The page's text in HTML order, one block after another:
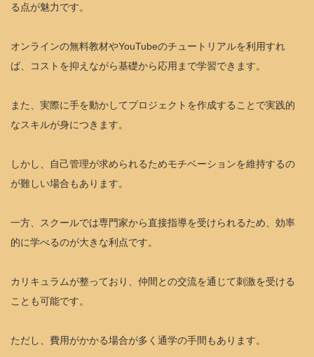
る点が魅力です。
オンラインの無料教材やYouTubeのチュートリアルを利用すれ
ば、コストを抑えながら基礎から応用まで学習できます。
また、実際に手を動かしてプロジェクトを作成することで実践的
なスキルが身につきます。
しかし、自己管理が求められるためモチベーションを維持するの
が難しい場合もあります。
一方、スクールでは専門家から直接指導を受けられるため、効率
的に学べるのが大きな利点です。
カリキュラムが整っており、仲間との交流を通じて刺激を受ける
ことも可能です。
ただし、費用がかかる場合が多く通学の手間もあります。